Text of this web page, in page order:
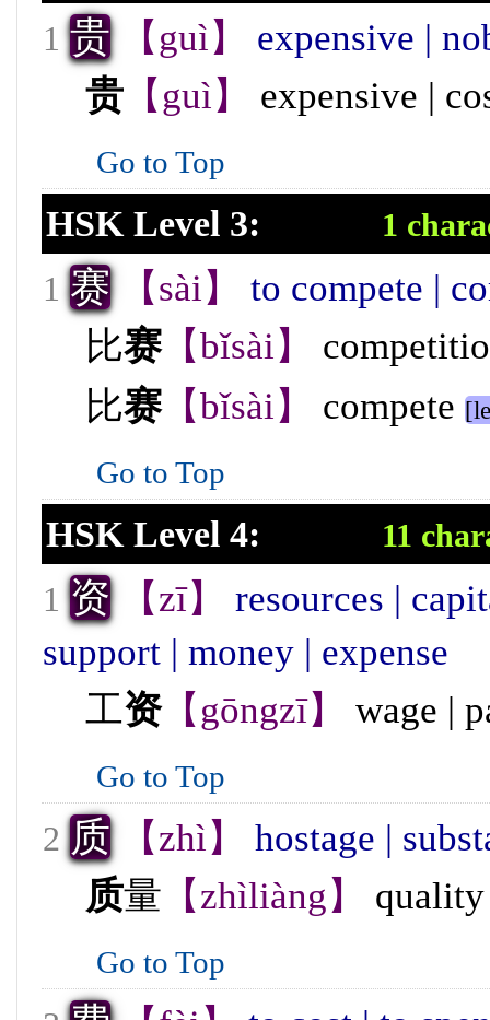
1 贵 【guì】
expensive |
贵 【guì】 expensive |
Go to Top
HSK Level 3: 1
1 赛 【sài】
to compete |
比赛【bǐsài】
比赛【bǐsài】 compete
Go to Top
HSK Level 4: 11
1 资 【zī】
resources |
support | money | expense
工资【gōngzī】 wage |
Go to Top
2 质 【zhì】
hostage |
质量 【zhìliàng】
Go to Top